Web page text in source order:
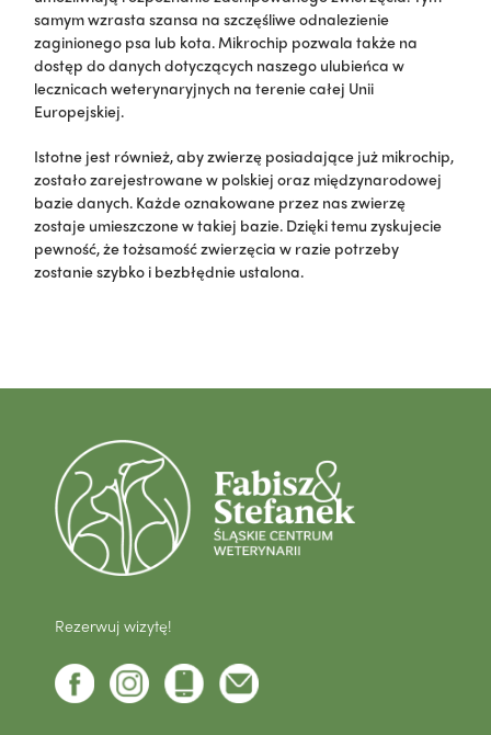
samym wzrasta szansa na szczęśliwe odnalezienie
zaginionego psa lub kota. Mikrochip pozwala także na
dostęp do danych dotyczących naszego ulubieńca w
lecznicach weterynaryjnych na terenie całej Unii
Europejskiej.
Istotne jest również, aby zwierzę posiadające już mikrochip,
zostało zarejestrowane w polskiej oraz międzynarodowej
bazie danych. Każde oznakowane przez nas zwierzę
zostaje umieszczone w takiej bazie. Dzięki temu zyskujecie
pewność, że tożsamość zwierzęcia w razie potrzeby
zostanie szybko i bezbłędnie ustalona.
Rezerwuj wizytę!